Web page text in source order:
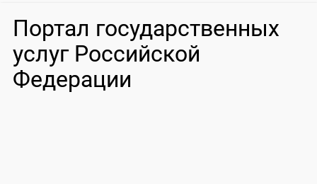
Портал государственных
услуг Российской
Федерации